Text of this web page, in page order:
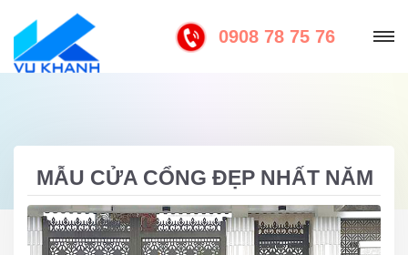
0908 78 75 76
MẪU CỬA CỔNG ĐẸP NHẤT NĂM
2025